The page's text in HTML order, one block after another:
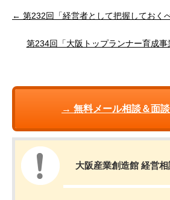
← 第232回「経営者として把握しておく
第234回「大阪トップランナー育成
→ 無料メール相談＆面
大阪産業創造館 経営